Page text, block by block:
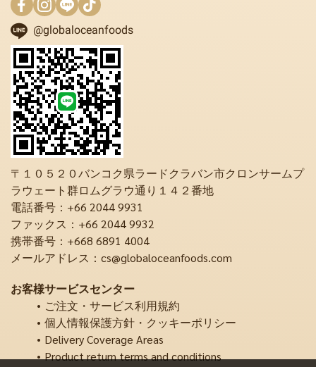
@globaloceanfoods
〒１０５２０バンコク県ラードクラバン市クロンサームプ
ラウェート群ロムグラウ通り１４２番地
電話番号：+66 2044 9931
ファックス：+66 2044 9932
携帯番号：+668 6891 4004
メールアドレス：cs@globaloceanfoods.com
お客様サービスセンター
ご注文・サービス利用規約
個人情報保護方針・クッキーポリシー
Delivery Coverage Areas
Product return terms and conditions